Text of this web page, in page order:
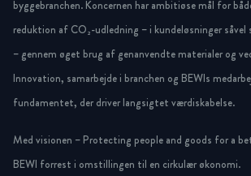
byggebranchen. Koncernen har ambitiøse mål for
reduktion af CO₂-udledning – i kundeløsninger
– gennem øget brug af genanvendte materialer og
Innovation, samarbejde i branchen og BEWIs
fundamentet, der driver langsigtet værdiskabelse.
Med visionen – Protecting people and goods for a
BEWI forrest i omstillingen til en cirkulær økonomi.